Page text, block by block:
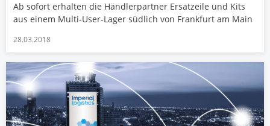
Ab sofort erhalten die Händlerpartner Ersatzeile und Kits
aus einem Multi-User-Lager südlich von Frankfurt am Main
28.03.2018